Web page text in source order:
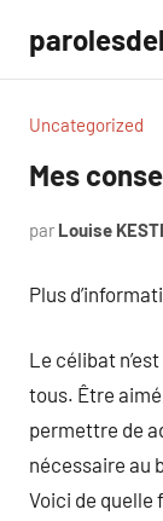
contenu
Uncategorized
Mes
par Louise
Plus
Le célibat
tous. Être
permettre de
nécessaire au
Voici de quelle